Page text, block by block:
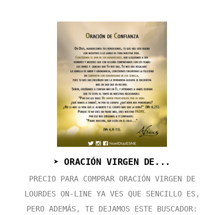
➤ ORACIÓN VIRGEN DE...
PRECIO PARA COMPRAR ORACIÓN VIRGEN DE
LOURDES ON-LINE YA VES QUE SENCILLO ES,
PERO ADEMÁS, TE DEJAMOS ESTE BUSCADOR: